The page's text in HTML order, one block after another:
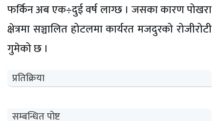
फर्किन अब एक÷दुई वर्ष लाग्छ । जसका कारण पोखरा
क्षेत्रमा सञ्चालित होटलमा कार्यरत मजदुरको रोजीरोटी
गुमेको छ ।
प्रतिक्रिया
सम्बन्धित पोष्ट